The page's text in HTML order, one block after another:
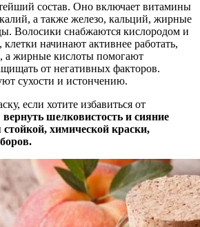
состав. Оно включает витамины
а также железо, кальций, жирные
Волосики снабжаются кислородом и
начинают активнее работать,
а жирные кислоты помогают
от негативных факторов.
сухости и истончению.
если хотите избавиться от
вернуть шелковистость и сияние
стойкой, химической краски,